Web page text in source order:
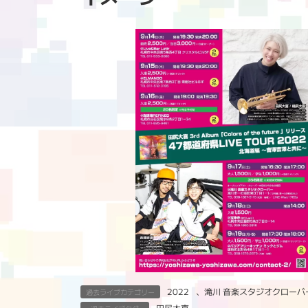
過去ライブカテゴリー 2022 、 滝川 音楽スタジオクローバ